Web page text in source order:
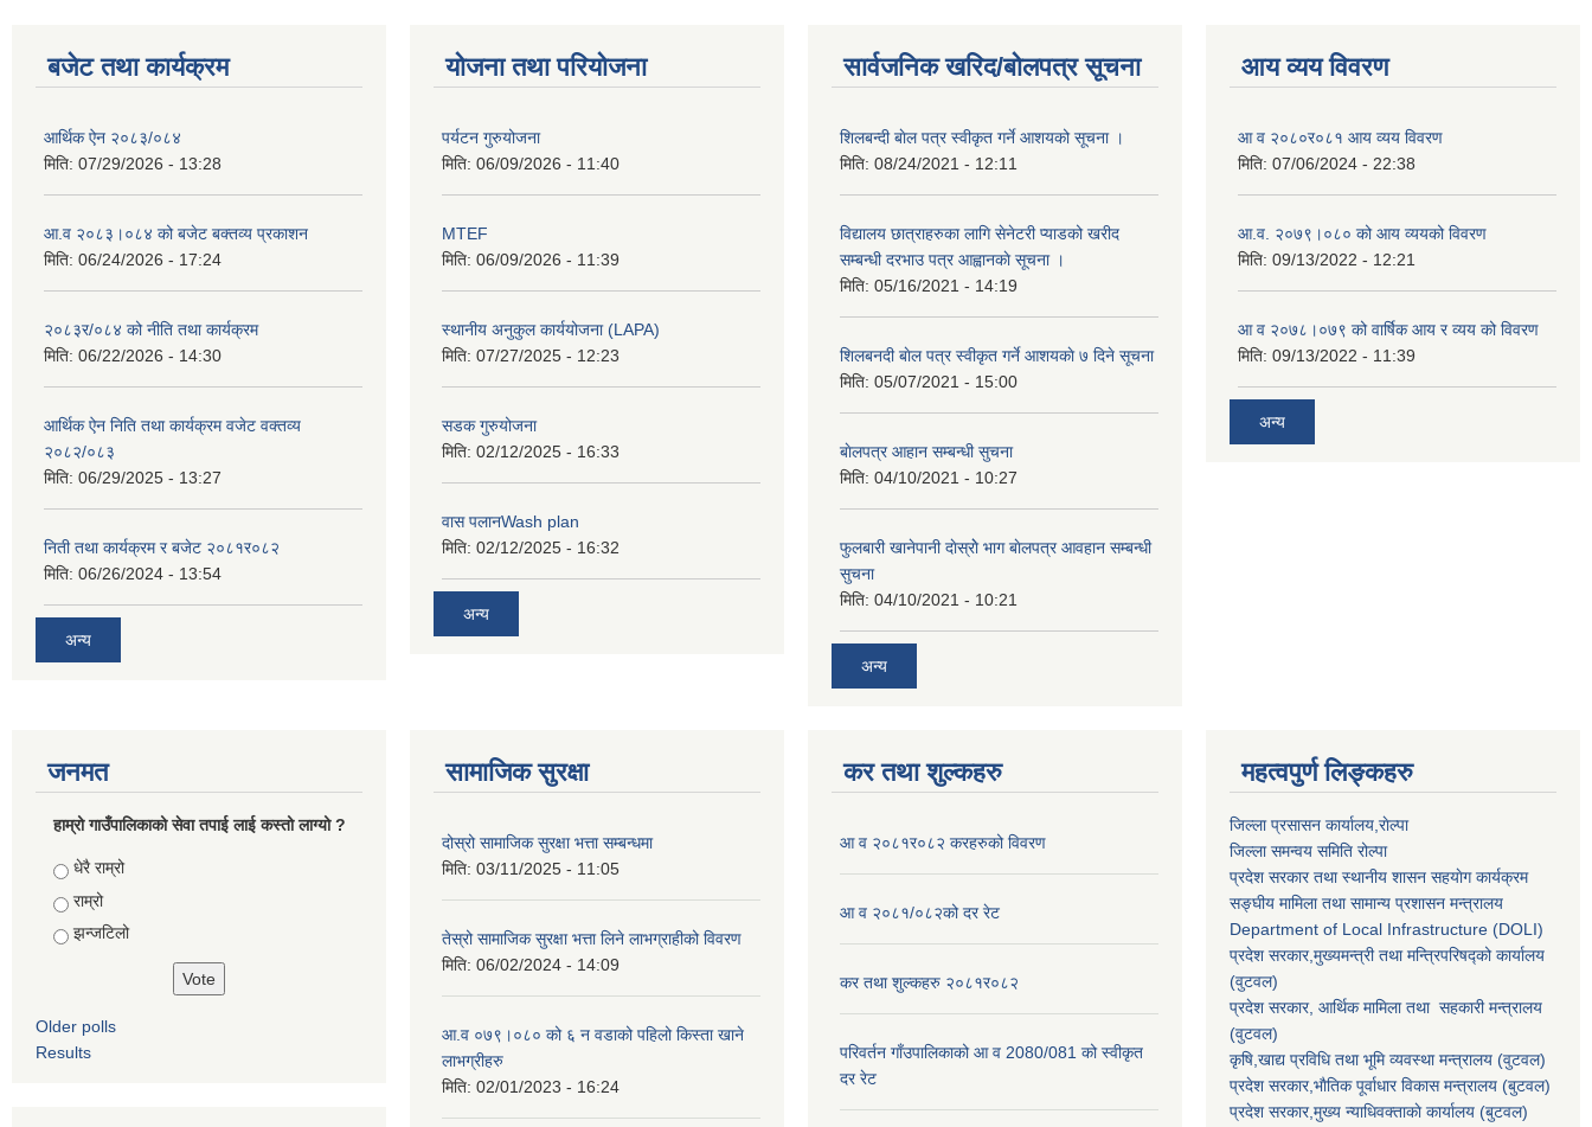
बजेट तथा कार्यक्रम
आर्थिक ऐन २०८३/०८४
मिति: 07/29/2026 - 13:28
आ.व २०८३।०८४ को बजेट बक्तव्य प्रकाशन
मिति: 06/24/2026 - 17:24
२०८३र/०८४ को नीति तथा कार्यक्रम
मिति: 06/22/2026 - 14:30
आर्थिक ऐन निति तथा कार्यक्रम वजेट वक्तव्य
२०८२/०८३
मिति: 06/29/2025 - 13:27
निती तथा कार्यक्रम र बजेट २०८१र०८२
मिति: 06/26/2024 - 13:54
अन्य
योजना तथा परियोजना
पर्यटन गुरुयोजना
मिति: 06/09/2026 - 11:40
MTEF
मिति: 06/09/2026 - 11:39
स्थानीय अनुकुल कार्ययोजना (LAPA)
मिति: 07/27/2025 - 12:23
सडक गुरुयोजना
मिति: 02/12/2025 - 16:33
वास पलानWash plan
मिति: 02/12/2025 - 16:32
अन्य
सार्वजनिक खरिद/बोलपत्र सूचना
शिलबन्दी बाेल पत्र स्वीकृत गर्ने आशयको सूचना ।
मिति: 08/24/2021 - 12:11
विद्यालय छात्राहरुका लागि सेनेटरी प्याडको खरीद
सम्बन्धी दरभाउ पत्र आह्वानकाे सूचना ।
मिति: 05/16/2021 - 14:19
शिलबनदी बाेल पत्र स्वीकृत गर्ने आशयकाे ७ दिने सूचना
मिति: 05/07/2021 - 15:00
बाेलपत्र आहान सम्बन्धी सुचना
मिति: 04/10/2021 - 10:27
फुलबारी खानेपानी दाेस्राेे भाग बाेलपत्र आवहान सम्बन्धी
सुचना
मिति: 04/10/2021 - 10:21
अन्य
आय व्यय विवरण
आ व २०८०र०८१ आय व्यय विवरण
मिति: 07/06/2024 - 22:38
आ.व. २०७९।०८० को आय व्ययको विवरण
मिति: 09/13/2022 - 12:21
आ‍ व २०७८।०७९ को वार्षिक आय र व्यय को विवरण
मिति: 09/13/2022 - 11:39
अन्य
जनमत
हाम्रो गाउँपालिकाको सेवा तपाई लाई कस्तो लाग्यो ?
Choices
धेरै राम्रो
राम्रो
झन्जटिलो
Older polls
Results
सामाजिक सुरक्षा
दोस्रो सामाजिक सुरक्षा भत्ता सम्बन्धमा
मिति: 03/11/2025 - 11:05
तेस्रो सामाजिक सुरक्षा भत्ता लिने लाभग्राहीको विवरण
मिति: 06/02/2024 - 14:09
आ.व ०७९।०८० को ६ न‌‍ वडाको पहिलो किस्ता खाने
लाभग्रीहरु
मिति: 02/01/2023 - 16:24
कर तथा शुल्कहरु
आ व २०८१र०८२ करहरुको विवरण
आ व २०८१/०८२को दर रेट
कर तथा शुल्कहरु २०८१र०८२
परिवर्तन गाँउपालिकाको आ व 2080/081 को स्वीकृत
दर रेट
महत्वपुर्ण लिङ्कहरु
जिल्ला प्रसासन कार्यालय,राेल्पा
जिल्ला समन्वय समिति रोल्पा
प्रदेश सरकार तथा स्थानीय शासन सहयाेग कार्यक्रम
सङ्‍घीय मामिला तथा सामान्य प्रशासन मन्त्रालय
Department of Local Infrastructure (DOLI)
प्रदेश सरकार,मुख्यमन्त्री तथा मन्त्रिपरिषद्को कार्यालय
(वुटवल)
प्रदेश सरकार, आर्थिक मामिला तथा सहकारी मन्त्रालय
(वुटवल)
कृषि,खाद्य प्रविधि तथा भूमि व्यवस्था मन्त्रालय (वुटवल)
प्रदेश सरकार,भाैतिक पूर्वाधार विकास मन्त्रालय (बुटवल)
प्रदेश सरकार,मुख्य न्याधिवक्ताकाे कार्यालय (बुटवल)